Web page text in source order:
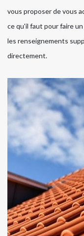
vous proposer de vous
ce qu'il faut pour faire
les renseignements
directement.